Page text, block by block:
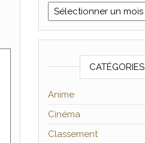
Archives
CATÉGORIES
Anime
Cinéma
Classement